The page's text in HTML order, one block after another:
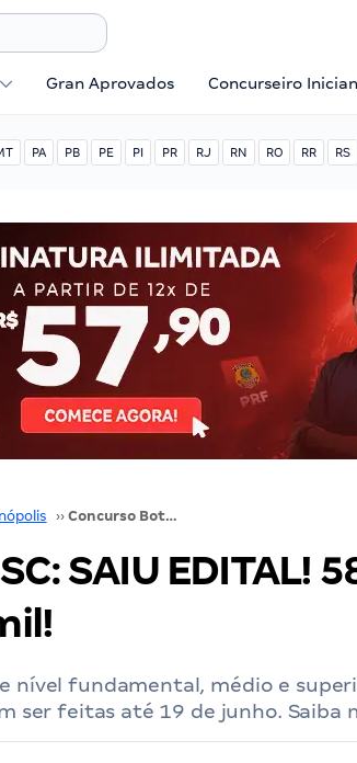
Gran Aprovados Concurseiro
PA PB PE PI PR RJ RN RO RR RS
›› Concurso Botuverá SC: SAIU EDITAL! 58 vagas de até R$ 14 mil!
SAIU EDITAL!
nível fundamental, médio e
ser feitas até 19 de junho. Saiba